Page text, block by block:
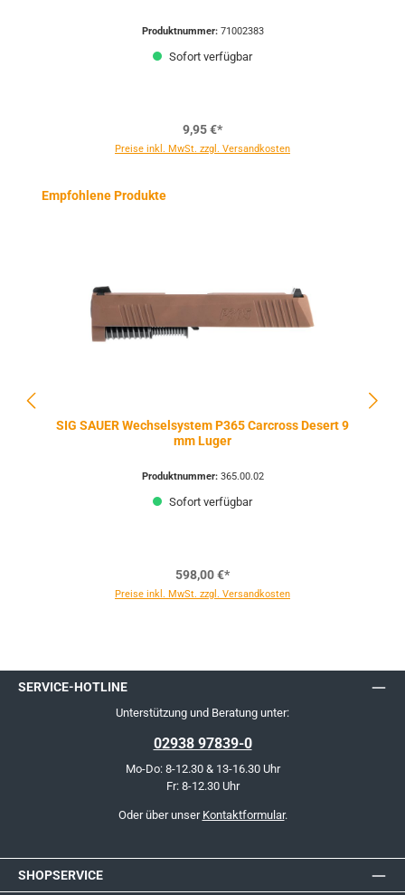
Produktnummer: 71002383
Sofort verfügbar
9,95 €*
Preise inkl. MwSt. zzgl. Versandkosten
Produktgalerie überspringen
Empfohlene Produkte
SIG SAUER Wechselsystem P365 Carcross Desert 9
mm Luger
Produktnummer: 365.00.02
Sofort verfügbar
598,00 €*
Preise inkl. MwSt. zzgl. Versandkosten
SERVICE-HOTLINE
Unterstützung und Beratung unter:
02938 97839-0
Mo-Do: 8-12.30 & 13-16.30 Uhr
Fr: 8-12.30 Uhr
Oder über unser Kontaktformular.
SHOPSERVICE